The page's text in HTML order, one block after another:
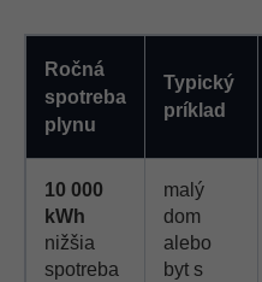
Ročná
spotreba
plynu
Typický
príklad
10 000
kWh
nižšia
spotreba
malý
dom
alebo
byt s